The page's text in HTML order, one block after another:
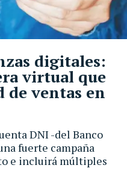
DNI -del Banco
fuerte campaña
e incluirá múltiples
digitales:
virtual que
ventas en